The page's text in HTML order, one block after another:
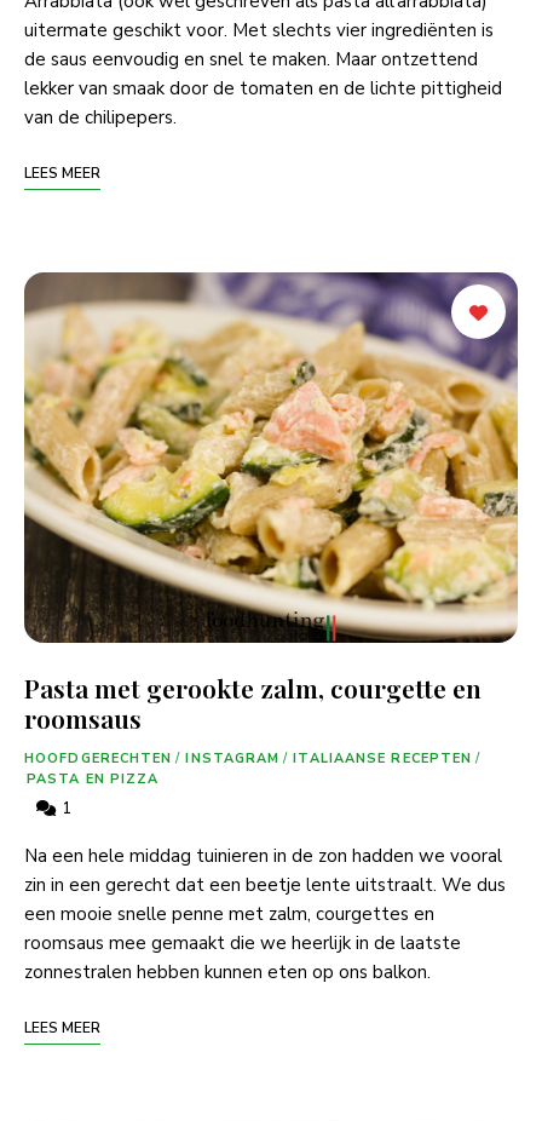
uitermate geschikt voor. Met slechts vier ingrediënten is
de saus eenvoudig en snel te maken. Maar ontzettend
lekker van smaak door de tomaten en de lichte pittigheid
van de chilipepers.
LEES MEER
Pasta met gerookte zalm, courgette en
roomsaus
HOOFDGERECHTEN / INSTAGRAM / ITALIAANSE RECEPTEN /
PASTA EN PIZZA
1
Na een hele middag tuinieren in de zon hadden we vooral
zin in een gerecht dat een beetje lente uitstraalt. We dus
een mooie snelle penne met zalm, courgettes en
roomsaus mee gemaakt die we heerlijk in de laatste
zonnestralen hebben kunnen eten op ons balkon.
LEES MEER